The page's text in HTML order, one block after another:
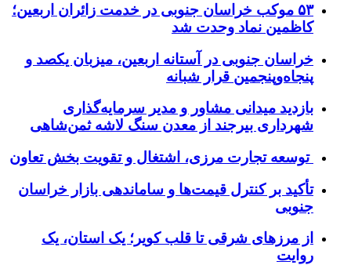
۵۳ موکب خراسان جنوبی در خدمت زائران اربعین؛
کاظمین نماد وحدت شد
خراسان جنوبی در آستانه اربعین، میزبان یکصد و
پنجاه‌وپنجمین قرار شبانه
بازدید میدانی مشاور و مدیر سرمایه‌گذاری
شهرداری بیرجند از معدن سنگ لاشه ثمن‌شاهی
توسعه تجارت مرزی، اشتغال و تقویت بخش تعاون
تأکید بر کنترل قیمت‌ها و ساماندهی بازار خراسان
جنوبی
از مرزهای شرقی تا قلب کویر؛ یک استان، یک
روایت